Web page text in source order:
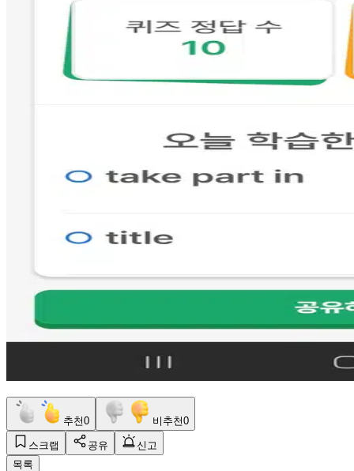
추천0 비추천0
스크랩 공유
신고
목록